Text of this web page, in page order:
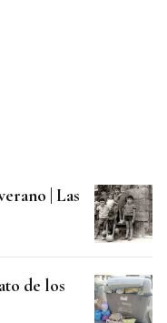
| Las
de los